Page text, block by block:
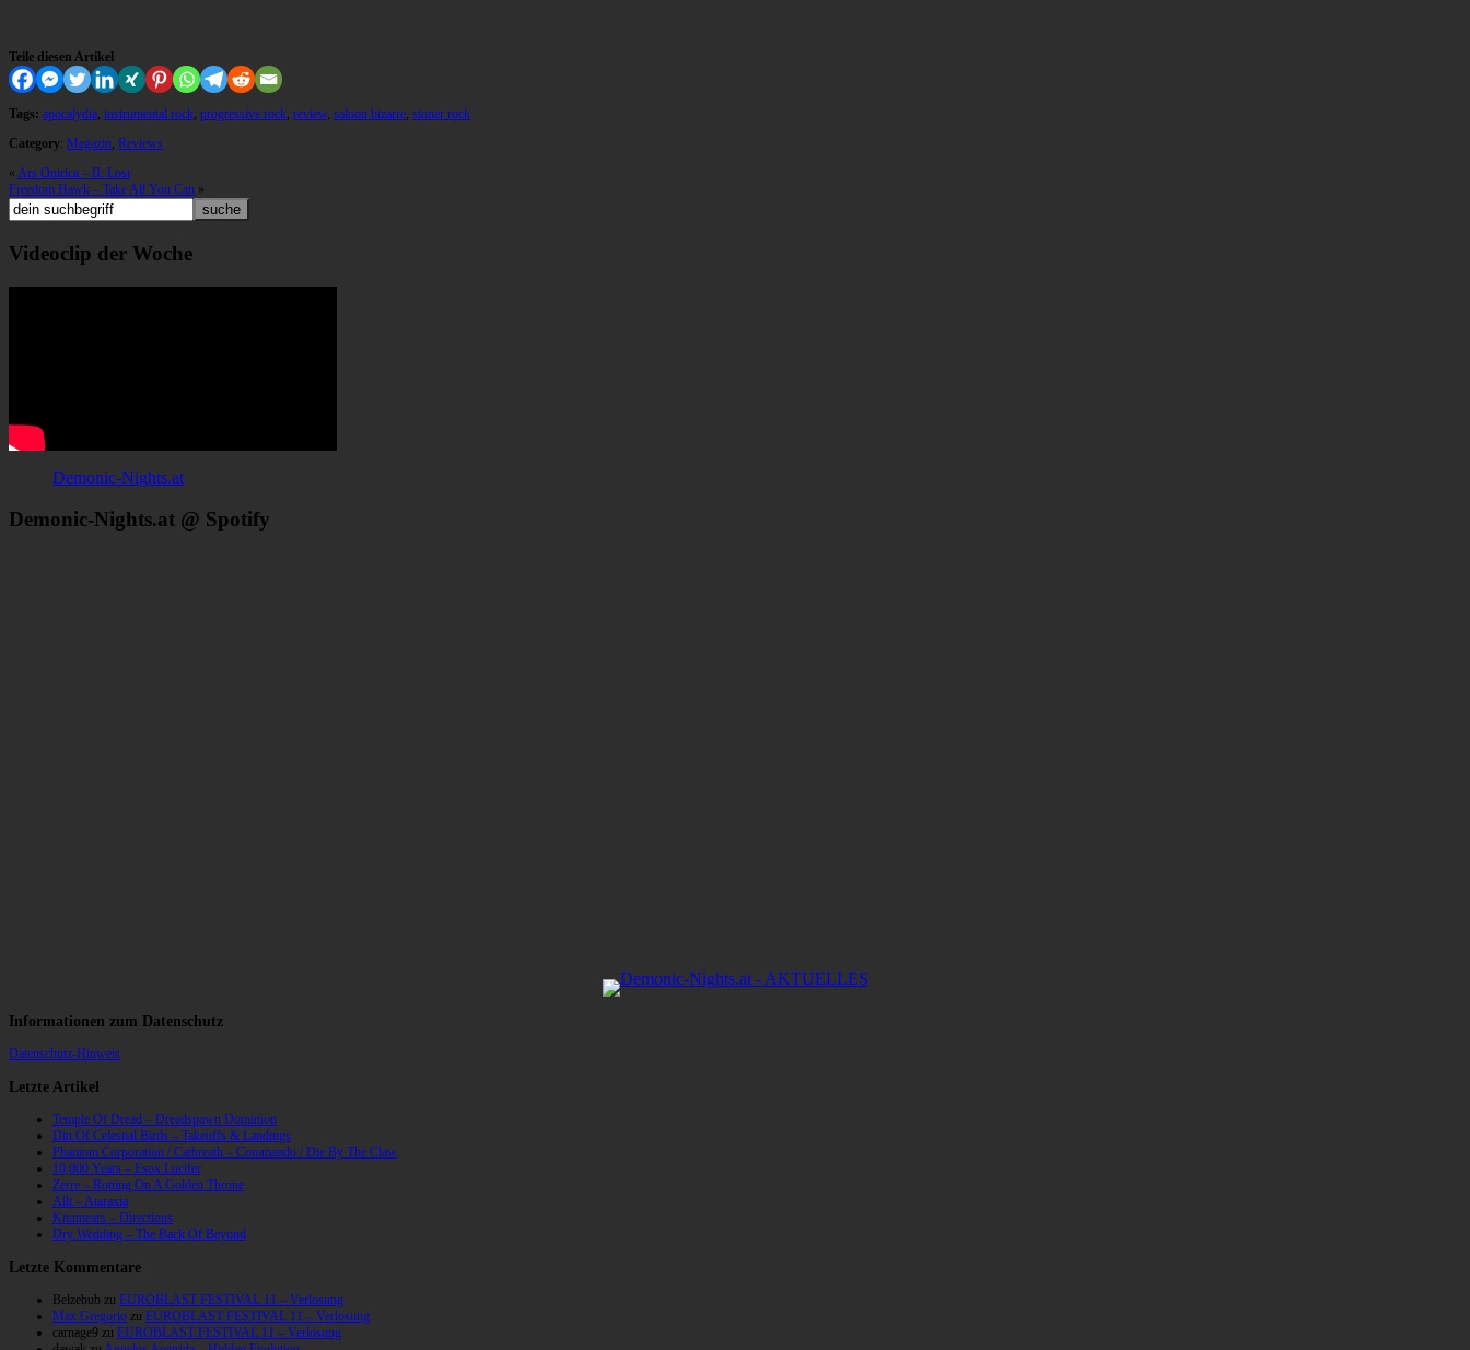
Teile diesen Artikel
Tags: apocalydia, instrumental rock, progressive rock, review, saloon bizarre, stoner rock
Category: Magazin, Reviews
« Ars Onirica – II: Lost
Freedom Hawk – Take All You Can »
Videoclip der Woche
Demonic-Nights.at
Demonic-Nights.at @ Spotify
Informationen zum Datenschutz
Datenschutz-Hinweis
Letzte Artikel
Temple Of Dread – Dreadspawn Dominion
Din Of Celestial Birds – Takeoffs & Landings
Phantom Corporation / Catbreath – Commando / Die By The Claw
10,000 Years – Esox Lucifer
Zerre – Rotting On A Golden Throne
Allt – Ataraxia
Knumears – Directions
Dry Wedding – The Back Of Beyond
Letzte Kommentare
Belzebub zu EUROBLAST FESTIVAL 11 – Verlosung
Max Gregorio zu EUROBLAST FESTIVAL 11 – Verlosung
carnage9 zu EUROBLAST FESTIVAL 11 – Verlosung